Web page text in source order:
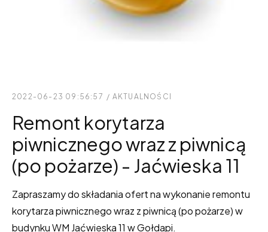
2022-06-23 09:56:57 / AKTUALNOŚCI
Remont korytarza
piwnicznego wraz z piwnicą
(po pożarze) - Jaćwieska 11
Zapraszamy do składania ofert na wykonanie remontu
korytarza piwnicznego wraz z piwnicą (po pożarze) w
budynku WM Jaćwieska 11 w Gołdapi.